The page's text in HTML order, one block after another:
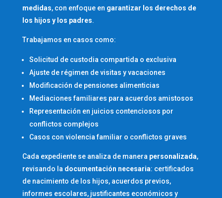
medidas, con enfoque en garantizar los derechos de
los hijos y los padres.
Trabajamos en casos como:
Solicitud de custodia compartida o exclusiva
Ajuste de régimen de visitas y vacaciones
Modificación de pensiones alimenticias
Mediaciones familiares para acuerdos amistosos
Representación en juicios contenciosos por
conflictos complejos
Casos con violencia familiar o conflictos graves
Cada expediente se analiza de manera personalizada,
revisando la documentación necesaria: certificados
de nacimiento de los hijos, acuerdos previos,
informes escolares, justificantes económicos y